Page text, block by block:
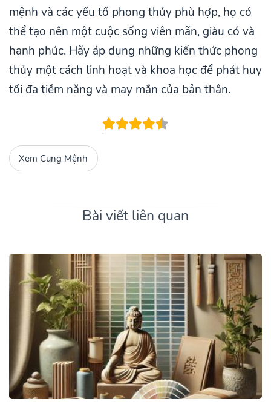
mệnh và các yếu tố phong thủy phù hợp, họ có
thể tạo nên một cuộc sống viên mãn, giàu có và
hạnh phúc. Hãy áp dụng những kiến thức phong
thủy một cách linh hoạt và khoa học để phát huy
tối đa tiềm năng và may mắn của bản thân.
Xem Cung Mệnh
Bài viết liên quan